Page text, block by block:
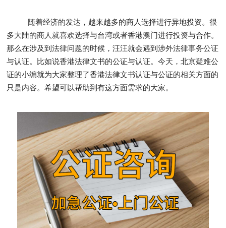
随着经济的发达，越来越多的商人选择进行异地投资。很
多大陆的商人就喜欢选择与台湾或者香港澳门进行投资与合作。
那么在涉及到法律问题的时候，汪汪就会遇到涉外法律事务公证
与认证。比如说香港法律文书的公证与认证。今天，北京疑难公
证的小编就为大家整理了香港法律文书认证与公证的相关方面的
只是内容。希望可以帮助到有这方面需求的大家。